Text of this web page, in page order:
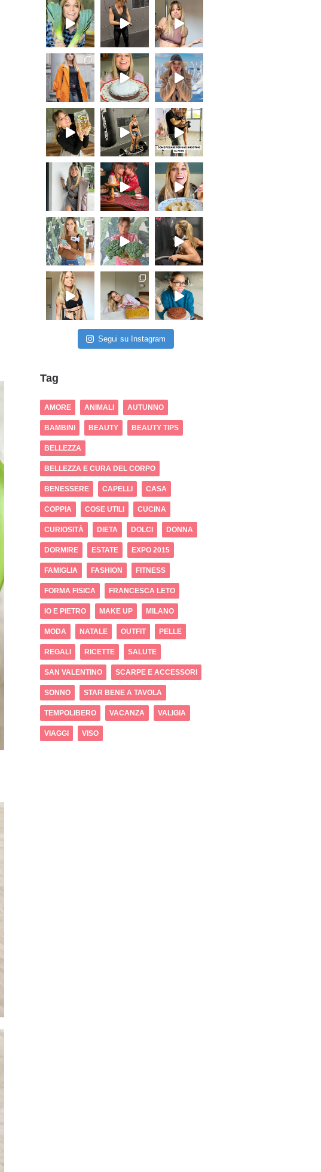
Segui su Instagram
Tag
AMORE ANIMALI AUTUNNO
BAMBINI BEAUTY BEAUTY TIPS
BELLEZZA
BELLEZZA E CURA DEL CORPO
BENESSERE CAPELLI CASA
COPPIA COSE UTILI CUCINA
CURIOSITÀ DIETA DOLCI DONNA
DORMIRE ESTATE EXPO 2015
FAMIGLIA FASHION FITNESS
FORMA FISICA FRANCESCA LETO
IO E PIETRO MAKE UP MILANO
MODA NATALE OUTFIT PELLE
REGALI RICETTE SALUTE
SAN VALENTINO SCARPE E ACCESSORI
SONNO STAR BENE A TAVOLA
TEMPOLIBERO VACANZA VALIGIA
VIAGGI VISO